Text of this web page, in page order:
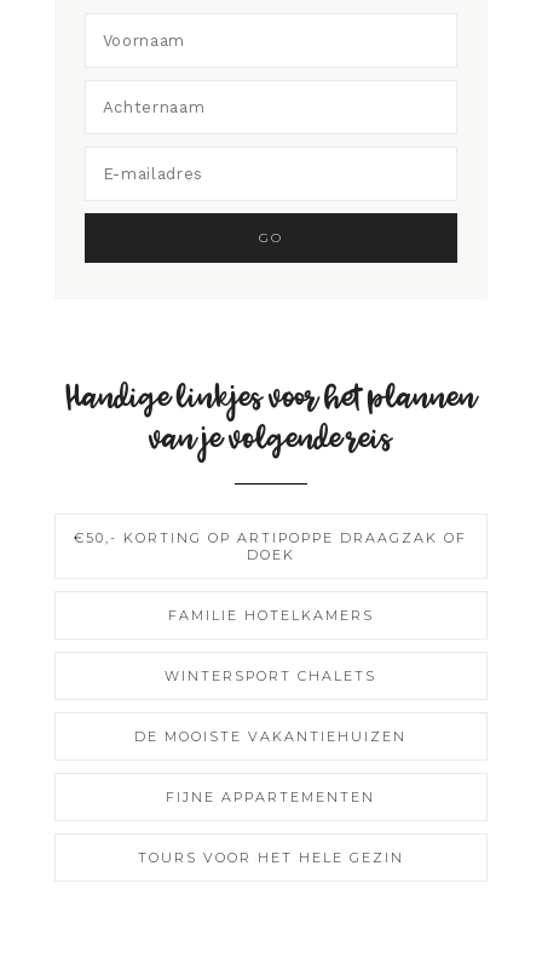
Handige linkjes voor het plannen
van je volgende reis
€50,- KORTING OP ARTIPOPPE DRAAGZAK OF
DOEK
FAMILIE HOTELKAMERS
WINTERSPORT CHALETS
DE MOOISTE VAKANTIEHUIZEN
FIJNE APPARTEMENTEN
TOURS VOOR HET HELE GEZIN